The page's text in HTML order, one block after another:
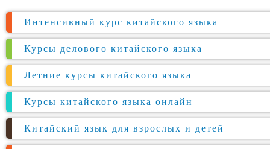
Интенсивный курс китайского языка
Курсы делового китайского языка
Летние курсы китайского языка
Курсы китайского языка онлайн
Китайский язык для взрослых и детей